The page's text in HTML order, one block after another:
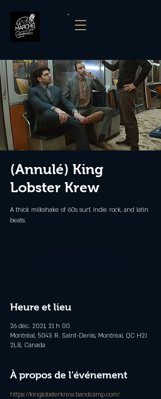
(Annulé) King
Lobster Krew
A thick milkshake of 60s surf, indie rock, and latin
beats.
Heure et lieu
26 déc. 2021, 21 h 00
Montréal, 5043 R. Saint-Denis, Montréal, QC H2J
2L8, Canada
À propos de l'événement
https://kinglobsterkrew.bandcamp.com/